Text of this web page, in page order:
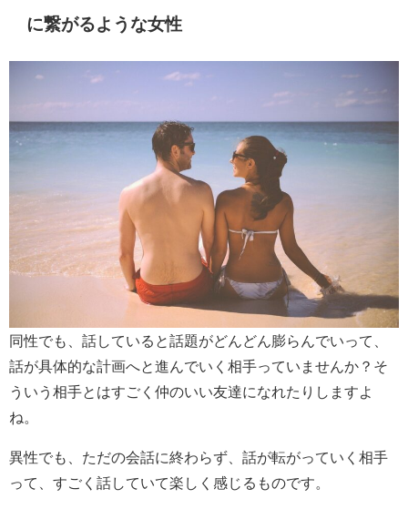
に繋がるような女性
同性でも、話していると話題がどんどん膨らんでいって、
話が具体的な計画へと進んでいく相手っていませんか？そ
ういう相手とはすごく仲のいい友達になれたりしますよ
ね。
異性でも、ただの会話に終わらず、話が転がっていく相手
って、すごく話していて楽しく感じるものです。